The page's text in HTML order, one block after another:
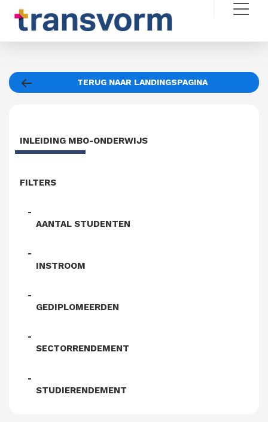
TERUG NAAR LANDINGSPAGINA
INLEIDING MBO-ONDERWIJS
FILTERS
AANTAL STUDENTEN
INSTROOM
GEDIPLOMEERDEN
SECTORRENDEMENT
STUDIERENDEMENT